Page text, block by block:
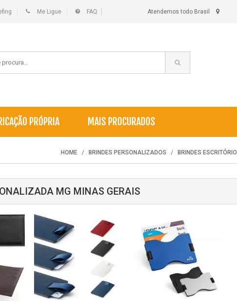
Me Ligue FAQ Atendemos todo Brasil
PRÓPRIA MAIS PROCURADOS
HOME BRINDES PERSONALIZADOS BRINDES ESCRITÓRIO
MG MINAS GERAIS